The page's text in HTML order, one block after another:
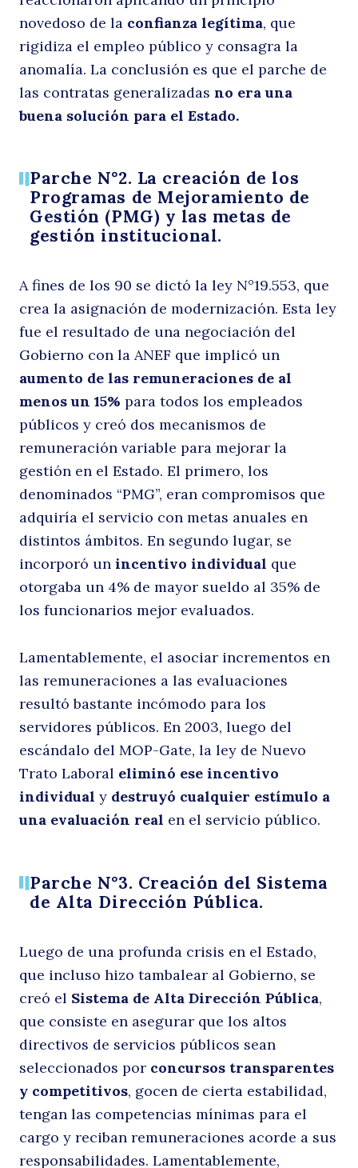
novedoso de la confianza legítima, que
rigidiza el empleo público y consagra la
anomalía. La conclusión es que el parche de
las contratas generalizadas no era una
buena solución para el Estado.
Parche N°2. La creación de los
Programas de Mejoramiento de
Gestión (PMG) y las metas de
gestión institucional.
A fines de los 90 se dictó la ley N°19.553, que
crea la asignación de modernización. Esta ley
fue el resultado de una negociación del
Gobierno con la ANEF que implicó un
aumento de las remuneraciones de al
menos un 15% para todos los empleados
públicos y creó dos mecanismos de
remuneración variable para mejorar la
gestión en el Estado. El primero, los
denominados “PMG”, eran compromisos que
adquiría el servicio con metas anuales en
distintos ámbitos. En segundo lugar, se
incorporó un incentivo individual que
otorgaba un 4% de mayor sueldo al 35% de
los funcionarios mejor evaluados.
Lamentablemente, el asociar incrementos en
las remuneraciones a las evaluaciones
resultó bastante incómodo para los
servidores públicos. En 2003, luego del
escándalo del MOP-Gate, la ley de Nuevo
Trato Laboral eliminó ese incentivo
individual y destruyó cualquier estímulo a
una evaluación real en el servicio público.
Parche N°3. Creación del Sistema
de Alta Dirección Pública.
Luego de una profunda crisis en el Estado,
que incluso hizo tambalear al Gobierno, se
creó el Sistema de Alta Dirección Pública,
que consiste en asegurar que los altos
directivos de servicios públicos sean
seleccionados por concursos transparentes
y competitivos, gocen de cierta estabilidad,
tengan las competencias mínimas para el
cargo y reciban remuneraciones acorde a sus
responsabilidades. Lamentablemente,